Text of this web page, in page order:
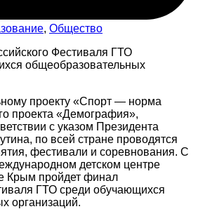
, Общество
проекту «Спорт — норма
проекта «Демография»,
с указом Президента
по всей стране проводятся
фестивали и соревнования. С
детском центре
Крым пройдет финал
ГТО среди обучающихся
организаций.